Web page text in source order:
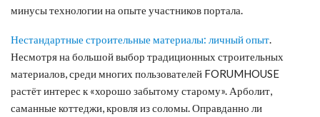
минусы технологии на опыте участников портала.
Нестандартные строительные материалы: личный опыт.
Несмотря на большой выбор традиционных строительных
материалов, среди многих пользователей FORUMHOUSE
растёт интерес к «хорошо забытому старому». Арболит,
саманные коттеджи, кровля из соломы. Оправданно ли